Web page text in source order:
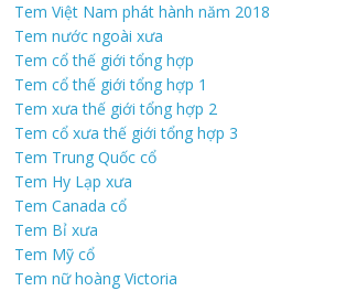
Tem Việt Nam phát hành năm 2018
Tem nước ngoài xưa
Tem cổ thế giới tổng hợp
Tem cổ thế giới tổng hợp 1
Tem xưa thế giới tổng hợp 2
Tem cổ xưa thế giới tổng hợp 3
Tem Trung Quốc cổ
Tem Hy Lạp xưa
Tem Canada cổ
Tem Bỉ xưa
Tem Mỹ cổ
Tem nữ hoàng Victoria